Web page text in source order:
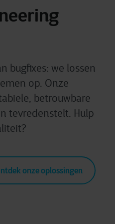
bugfixes: we lossen
op. Onze
betrouwbare
tevredenstelt. Hulp
onze oplossingen